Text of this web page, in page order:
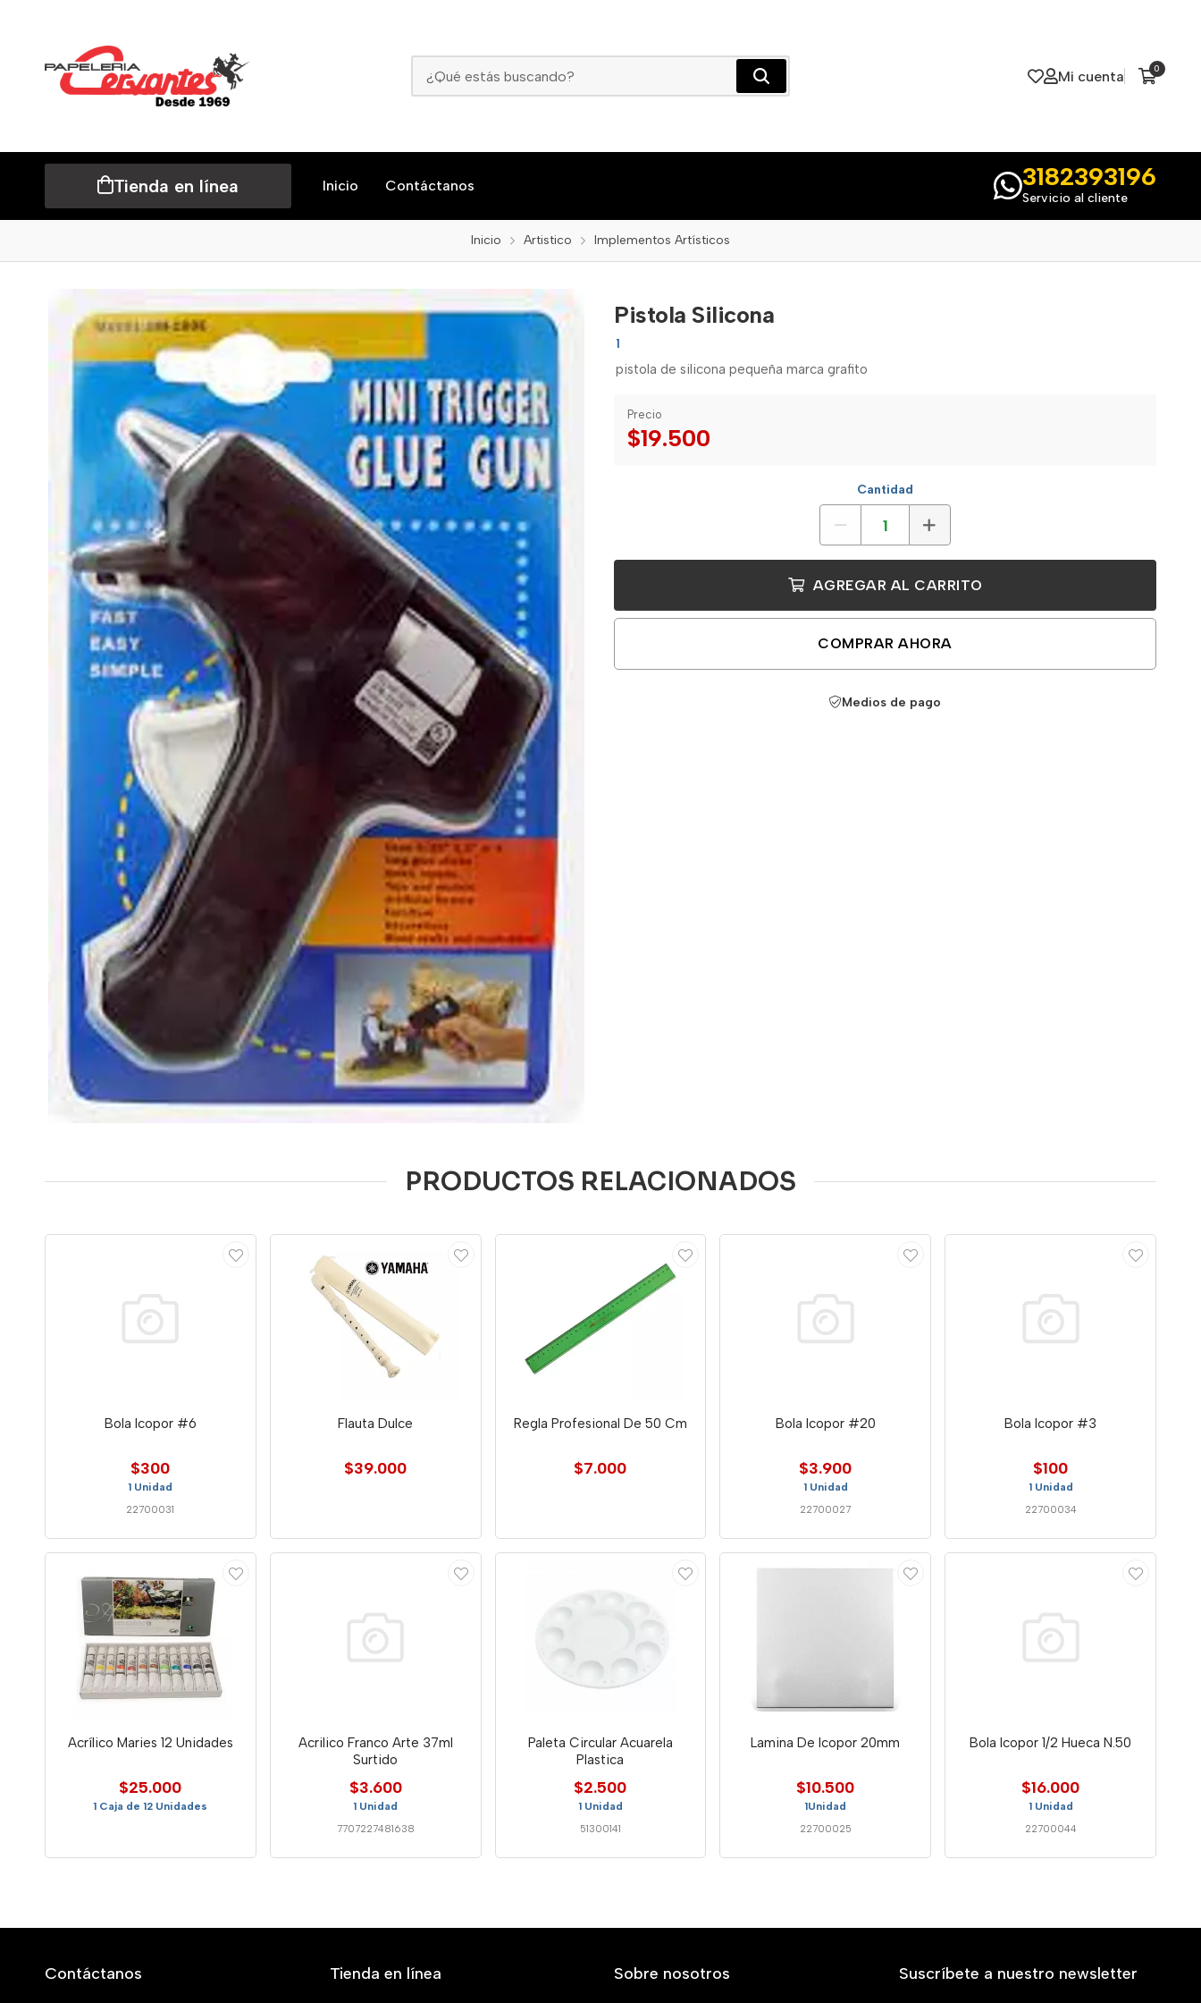
Mi cuenta 0
Tienda en línea Inicio Contáctanos 3182393196
Servicio al cliente
Inicio Artistico Implementos Artísticos
Pistola Silicona
1
pistola de silicona pequeña marca grafito
Precio
$19.500
Cantidad
AGREGAR AL CARRITO
COMPRAR AHORA
Medios de pago
PRODUCTOS RELACIONADOS
Bola Icopor #6
$300
1 Unidad
22700031
Flauta Dulce
$39.000
Regla Profesional De 50 Cm
$7.000
Bola Icopor #20
$3.900
1 Unidad
22700027
Bola Icopor #3
$100
1 Unidad
22700034
Acrílico Maries 12 Unidades
$25.000
1 Caja de 12 Unidades
Acrilico Franco Arte 37ml
Surtido
$3.600
1 Unidad
7707227481638
Paleta Circular Acuarela
Plastica
$2.500
1 Unidad
51300141
Lamina De Icopor 20mm
$10.500
1Unidad
22700025
Bola Icopor 1/2 Hueca N.50
$16.000
1 Unidad
22700044
Contáctanos Tienda en línea Sobre nosotros Suscríbete a nuestro newsletter